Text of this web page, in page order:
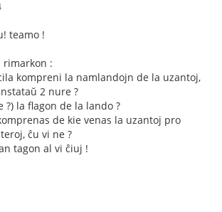
teamo !
rimarkon :
kompreni la namlandojn de la uzantoj,
2 nure ?
?) la flagon de la lando ?
de kie venas la uzantoj pro
ĉu vi ne ?
tagon al vi ĉiuj !